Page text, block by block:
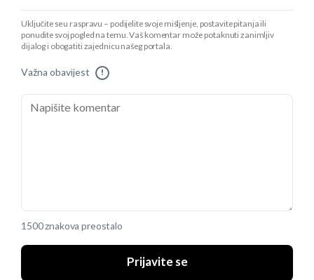
Uključite se u raspravu – podijelite svoje mišljenje, postavite pitanja ili
ponudite svoj pogled na temu. Vaš komentar može potaknuti zanimljiv
dijalog i obogatiti zajednicu našeg portala.
Važna obavijest !
1500 znakova preostalo
Prijavite se